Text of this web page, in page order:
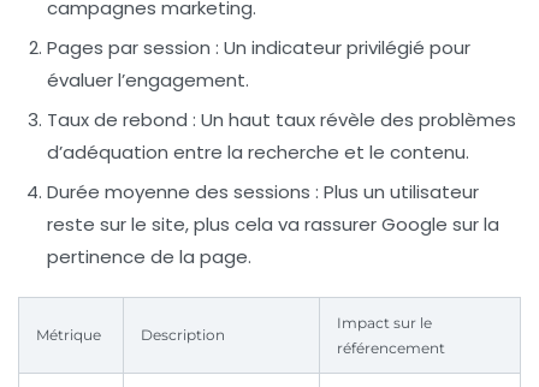
campagnes marketing.
Pages par session : Un indicateur privilégié pour
évaluer l’engagement.
Taux de rebond : Un haut taux révèle des problèmes
d’adéquation entre la recherche et le contenu.
Durée moyenne des sessions : Plus un utilisateur
reste sur le site, plus cela va rassurer Google sur la
pertinence de la page.
Métrique Description
Impact sur le
référencement